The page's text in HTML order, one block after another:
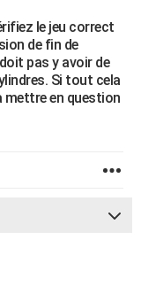
le jeu correct
de fin de
pas y avoir de
Si tout cela
en question